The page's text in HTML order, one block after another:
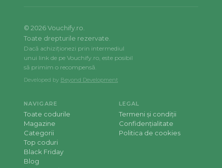
© 2026Vouchify.ro.
Toate drepturile rezervate.
Dacă achiziționezi prin intermediul
unui link de pe Vouchify.ro, este posibil
să primim o recompensă.
Developed by Beyond Development
NAVIGARE
Toate codurile
Magazine
Categorii
Top coduri
Black Friday
Blog
LEGAL
Termeni și condiții
Confidențialitate
Politica de cookies